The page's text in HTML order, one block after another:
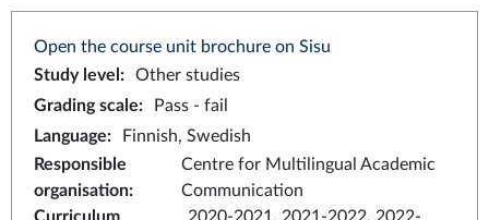
Open the course unit brochure on Sisu
Study level :
Other studies
Grading scale:
Pass - fail
Language:
Finnish, Swedish
Responsible
organisation:
Centre for Multilingual Academic
Communication